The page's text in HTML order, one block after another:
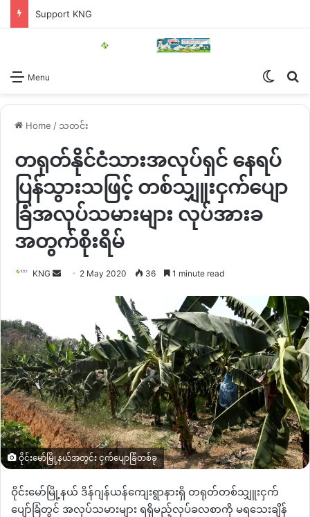
Support KNG
Menu
Home / သတင်း
တရုတ်နိုင်ငံသားအလုပ်ရှင် နေရပ်
ပြန်သွားသဖြင့် တစ်သျှူးငှက်ပျော
ခြံအလုပ်သမားများ လုပ်အားခ
အတွက်စိုးရိမ်
KNG
Send 2 May 2020 36 1 minute read
ဝိုင်းမော်မြို့နယ်အတွင်း ငှက်ပျောခြံတစ်ခု
ဝိုင်းမော်မြို့နယ် ဒိန်ဂျန်ယန်ကျေးရွာနားရှိ တရုတ်တစ်သျှူးငှက်
ပျော်ခြံတွင် အလုပ်သမားများ ရရှိမည့်လုပ်ခလစာကို မရသေးချိန်